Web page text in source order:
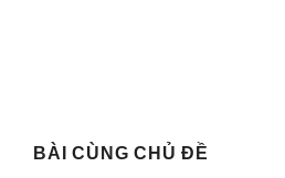
BÀI CÙNG CHỦ ĐỀ